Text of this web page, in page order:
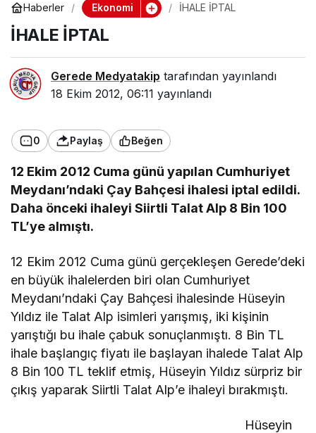
Haberler Ekonomi İHALE İPTAL
İHALE İPTAL
Gerede Medyatakip tarafından yayınlandı
18 Ekim 2012, 06:11 yayınlandı
0 Paylaş Beğen
12 Ekim 2012 Cuma günü yapılan Cumhuriyet
Meydanı’ndaki Çay Bahçesi ihalesi iptal edildi.
Daha önceki ihaleyi Siirtli Talat Alp 8 Bin 100
TL’ye almıştı.
12 Ekim 2012 Cuma günü gerçekleşen Gerede’deki
en büyük ihalelerden biri olan Cumhuriyet
Meydanı’ndaki Çay Bahçesi ihalesinde Hüseyin
Yıldız ile Talat Alp isimleri yarışmış, iki kişinin
yarıştığı bu ihale çabuk sonuçlanmıştı. 8 Bin TL
ihale başlangıç fiyatı ile başlayan ihalede Talat Alp
8 Bin 100 TL teklif etmiş, Hüseyin Yıldız sürpriz bir
çıkış yaparak Siirtli Talat Alp’e ihaleyi bırakmıştı.
Hüseyin